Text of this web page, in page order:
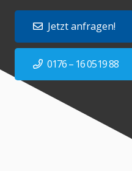
Jetzt anfragen!
0176 – 16 0519 88